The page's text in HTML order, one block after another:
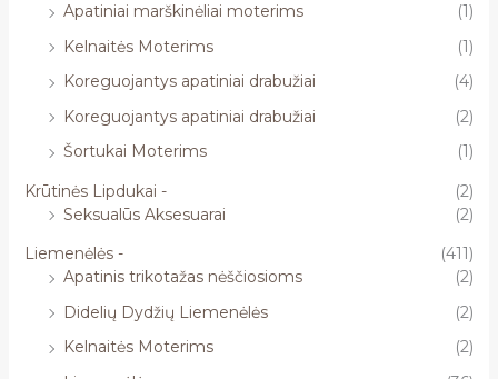
Apatiniai marškinėliai moterims
(1)
Kelnaitės Moterims
(1)
Koreguojantys apatiniai drabužiai
(4)
Koreguojantys apatiniai drabužiai
(2)
Šortukai Moterims
(1)
Krūtinės Lipdukai -
(2)
Seksualūs Aksesuarai
(2)
Liemenėlės -
(411)
Apatinis trikotažas nėščiosioms
(2)
Didelių Dydžių Liemenėlės
(2)
Kelnaitės Moterims
(2)